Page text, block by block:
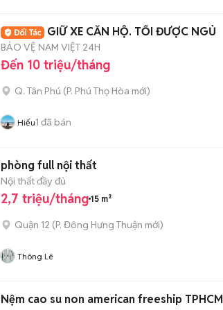
GIỮ XE CĂN HỘ. TỐI ĐƯỢC NGỦ
BẢO VỆ NAM VIỆT 24H
Đến 10 triệu/tháng
Q. Tân Phú (P. Phú Thọ Hòa mới)
Hiếu1 đã bán
phòng full nội thất
Nội thất đầy đủ
2,7 triệu/tháng 15 m²
Quận 12 (P. Đông Hưng Thuận mới)
Thông Lê
Nệm cao su non american freeship TPHCM